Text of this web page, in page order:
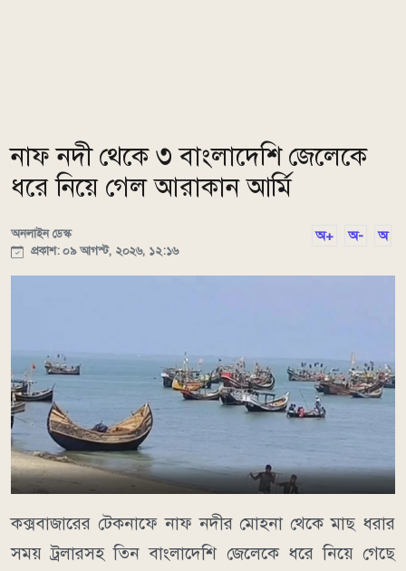
নাফ নদী থেকে ৩ বাংলাদেশি জেলেকে
ধরে নিয়ে গেল আরাকান আর্মি
অনলাইন ডেস্ক
প্রকাশ: ০৯ আগস্ট, ২০২৬, ১২:১৬
অ+ অ- অ
কক্সবাজারের টেকনাফে নাফ নদীর মোহনা থেকে মাছ ধরার
সময় ট্রলারসহ তিন বাংলাদেশি জেলেকে ধরে নিয়ে গেছে